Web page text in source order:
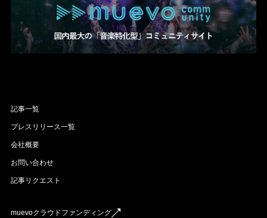
記事一覧
プレスリリース一覧
会社概要
お問い合わせ
記事リクエスト
muevoクラウドファンディング